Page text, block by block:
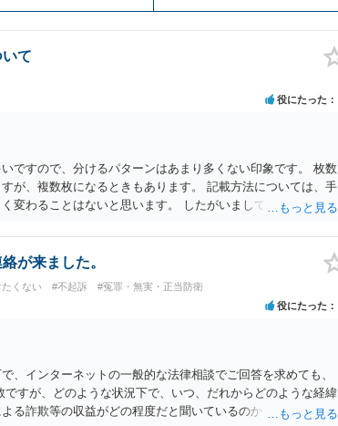
て
役にたった
ですので、分けるパターンはあまり多くない印象です。 枚数
が、複数枚になるときもあります。 記載方法については、手
変わることはないと思います。 したがいまして、いずれも良
が来ました。
くない #不起訴 #冤罪・無実・正当防衛
役にたった
、インターネットの一般的な法律相談でご回答を求めても、
すが、どのような状況下で、いつ、だれからどのような経緯
る詐欺等の収益がどの程度だと聞いているのかということに